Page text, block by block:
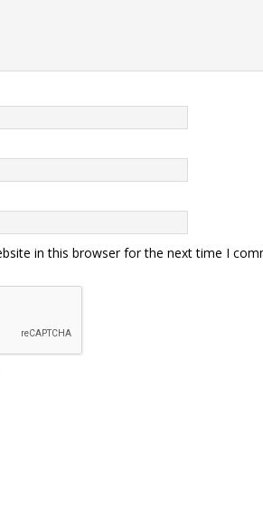
in this browser for the next time I